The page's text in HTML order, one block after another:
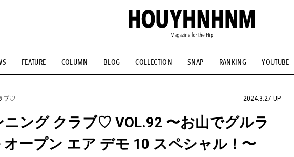
FEATURE COLUMN BLOG COLLECTION SNAP RANKING YOUTUBE
#ESSENTIAL DESIGNS #古着サミット #NEW VINTAGE #マイナーグッド図鑑
ブ♡ 2024.3.27 UP
ニング クラブ♡ VOL.92 〜お山でグルラ
ープン エア デモ 10 スペシャル！〜